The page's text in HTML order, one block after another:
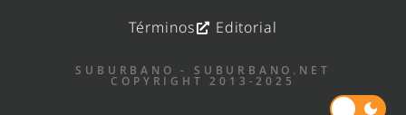
Términos
Editorial
SUBURBANO - SUBURBANO.NET
COPYRIGHT 2013-2025